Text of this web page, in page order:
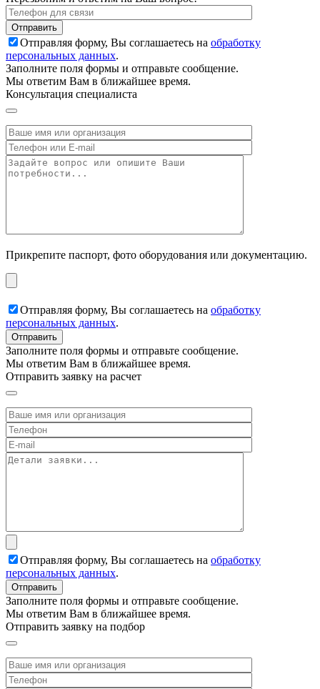
Отправляя форму, Вы соглашаетесь на обработку
персональных данных.
Заполните поля формы и отправьте сообщение.
Мы ответим Вам в ближайшее время.
Консультация специалиста
Прикрепите паспорт, фото оборудования или документацию.
Отправляя форму, Вы соглашаетесь на обработку
персональных данных.
Заполните поля формы и отправьте сообщение.
Мы ответим Вам в ближайшее время.
Отправить заявку на расчет
Отправляя форму, Вы соглашаетесь на обработку
персональных данных.
Заполните поля формы и отправьте сообщение.
Мы ответим Вам в ближайшее время.
Отправить заявку на подбор